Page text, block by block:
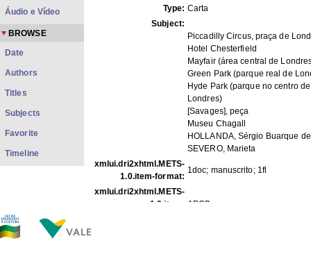
Type: Carta
Subject:
Piccadilly Circus, praça de
Hotel Chesterfield
Mayfair (área central de
Green Park (parque real de
Hyde Park (parque no centro de
Londres)
[Savages], peça
Museu Chagall
HOLLANDA, Sérgio Buarque de
SEVERO, Marieta
xmlui.dri2xhtml.METS-
1.0.item-format:
1doc; manuscrito; 1fl
xmlui.dri2xhtml.METS-
1.0.item-
APCB
Áudio e Vídeo
BROWSE
Date
Authors
Titles
Subjects
Favorite
Timeline